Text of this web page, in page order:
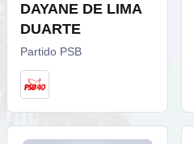
DAYANE DE LIMA
DUARTE
Partido PSB